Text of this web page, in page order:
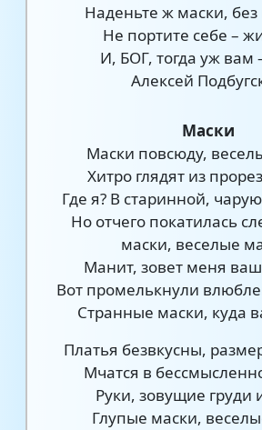
Наденьте ж маски,
Не портите себе –
И, БОГ, тогда уж вам
Алексей
Маски
Маски повсюду,
Хитро глядят из
Где я? В старинной,
Но отчего покатилась
маски, веселые
Манит, зовет меня
Вот промелькнули
Странные маски, куда
Платья безвкусны,
Мчатся в
Руки, зовущие груди
Глупые маски,